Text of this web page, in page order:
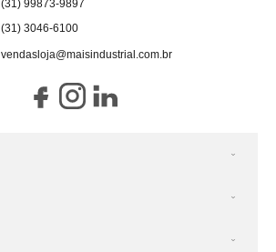
(31) 99873-9897
(31) 3046-6100
vendasloja@maisindustrial.com.br